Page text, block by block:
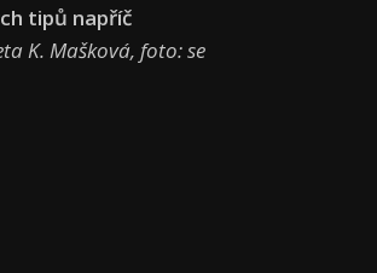
tipů napříč
K. Mašková, foto: se